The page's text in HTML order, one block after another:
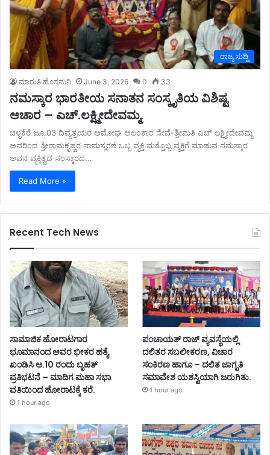
ರಾಜ್ಯ ಸುದ್ದಿ
ಮಾರುತಿ ಹೊಸಮನಿ June 3, 2026 0 33
ನಮಸ್ಕಾರ ಭಾರತೀಯ ಸನಾತನ ಸಂಸ್ಕೃತಿಯ ವಿಶಿಷ್ಟ
ಆಚಾರ – ಎಚ್.ಲಕ್ಷ್ಮೀದೇವಮ್ಮ.
ಚಳ್ಳಕೆರೆ ಜೂ.03 ದಿವ್ಯತ್ರಯರ ಅಮೋಘ ಅಲಂಕಾರ ಸೇವೆ-ಶ್ರೀಮತಿ ಎಚ್ ಲಕ್ಷ್ಮೀದೇವಮ್ಮ
ಅವರಿಂದ ಶ್ರೀರಾಮಕೃಷ್ಣರ ನಾಮಸ್ಮರಣೆ ಒಬ್ಬ ವ್ಯಕ್ತಿ ಮತ್ತೊಬ್ಬ ವ್ಯಕ್ತಿಗೆ ಮಾಡುವ ನಮಸ್ಕಾರ
ಅವನ ವ್ಯಕ್ತಿತ್ವದ ಸಂಸ್ಕಾರದ…
Read More »
Recent Tech News
ಸಾಮಾಜಿಕ ಹೋರಾಟಗಾರ
ಭೂಮಾನಂದ ಅವರ ಭೀಕರ ಹತ್ಯೆ
ಖಂಡಿಸಿ ಆ.10 ರಂದು ಬೃಹತ್
ಪ್ರತಿಭಟನೆ – ಮಾದಿಗ ಮಹಾ ಸಭಾ
ವತಿಯಿಂದ ಹೋರಾಟಕ್ಕೆ ಕರೆ.
1 hour ago
ಪಂಚಾಯತ್ ರಾಜ್ ವ್ಯವಸ್ಥೆಯಲ್ಲಿ
ದಲಿತರ ಸಬಲೀಕರಣ, ವಿಚಾರ
ಸಂಕಿರಣ ಹಾಗೂ – ದಲಿತ ಜಾಗೃತಿ
ಸಮಾವೇಶ ಯಶಸ್ವಿಯಾಗಿ ಜರುಗಿತು.
1 hour ago